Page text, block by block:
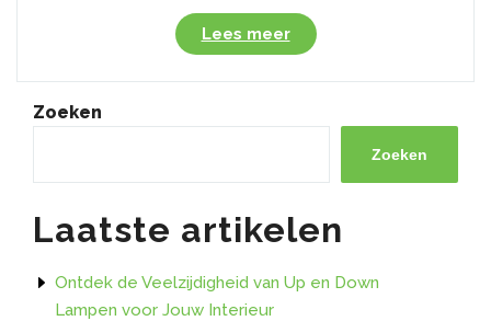
Lees meer“Ontdek
de
Voordelen
Led
Verlichting
Plakstrips
Sfeervolle
Zoeken
Zoeken
Laatste artikelen
Ontdek de Veelzijdigheid van Up en Down
Lampen voor Jouw Interieur